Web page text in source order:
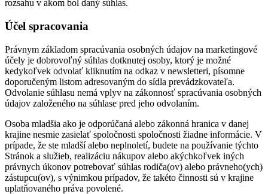
rozsahu v akom bol daný súhlas.
Účel spracovania
Právnym základom spracúvania osobných údajov na marketingové
účely je dobrovoľný súhlas dotknutej osoby, ktorý je možné
kedykoľvek odvolať kliknutím na odkaz v newsletteri, písomne
doporučeným listom adresovaným do sídla prevádzkovateľa.
Odvolanie súhlasu nemá vplyv na zákonnosť spracúvania osobných
údajov založeného na súhlase pred jeho odvolaním.
Osoba mladšia ako je odporúčaná alebo zákonná hranica v danej
krajine nesmie zasielať spoločnosti spoločnosti žiadne informácie. V
prípade, že ste mladší alebo neplnoletí, budete na používanie týchto
Stránok a služieb, realizáciu nákupov alebo akýchkoľvek iných
právnych úkonov potrebovať súhlas rodiča(ov) alebo právneho(ych)
zástupcu(ov), s výnimkou prípadov, že takéto činnosti sú v krajine
uplatňovaného práva povolené.